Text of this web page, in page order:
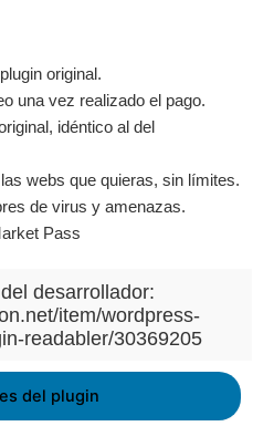
original.
una vez realizado el pago.
idéntico al del
webs que quieras, sin límites.
de virus y amenazas.
Pass
desarrollador:
item/wordpress-
readabler/30369205
del plugin